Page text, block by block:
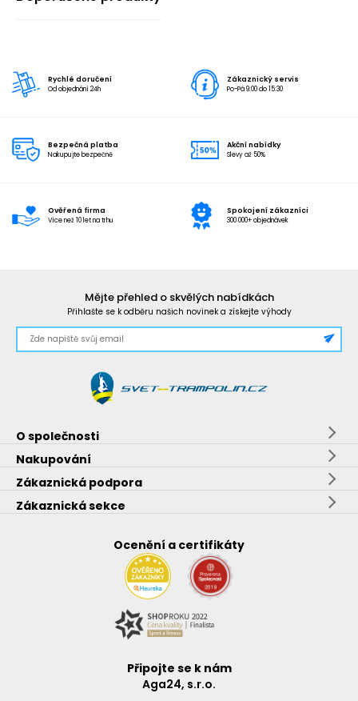
Rychlé doručení
Od objednání 24h
Zákaznický servis
Po-Pá 9:00 do 15:30
Bezpečná platba
Nakupujte bezpečně
Akční nabídky
Slevy až 50%
Ověřená firma
Více než 10 let na trhu
Spokojení zákazníci
300 000+ objednávek
Mějte přehled o skvělých nabídkách
Přihlašte se k odběru našich novinek a získejte výhody
O společnosti
Nakupování
Zákaznická podpora
Zákaznická sekce
Ocenění a certifikáty
Připojte se k nám
Aga24, s.r.o.